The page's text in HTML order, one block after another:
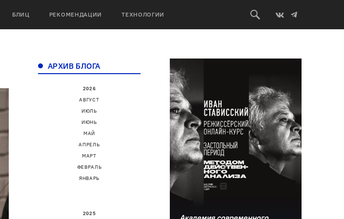
БЛИЦ РЕКОМЕНДАЦИИ ТЕХНОЛОГИИ
АРХИВ БЛОГА
2026
АВГУСТ
ИЮЛЬ
ИЮНЬ
МАЙ
АПРЕЛЬ
МАРТ
ФЕВРАЛЬ
ЯНВАРЬ
2025